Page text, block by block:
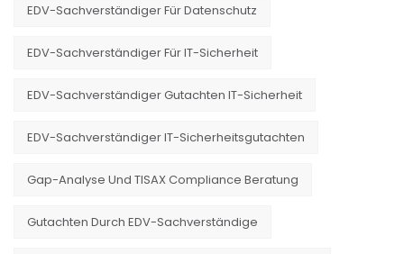
EDV-Sachverständiger Für Datenschutz
EDV-Sachverständiger Für IT-Sicherheit
EDV-Sachverständiger Gutachten IT-Sicherheit
EDV-Sachverständiger IT-Sicherheitsgutachten
Gap-Analyse Und TISAX Compliance Beratung
Gutachten Durch EDV-Sachverständige